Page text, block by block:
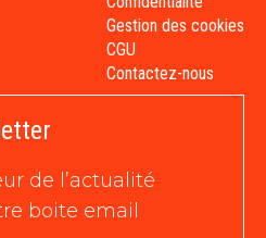
Gestion des cookies
CGU
Contactez-nous
de l’actualité
boite email